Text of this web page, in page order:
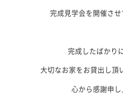
完成見学会を開催させ
完成したばかり
大切なお家をお貸出し頂
心から感謝申し